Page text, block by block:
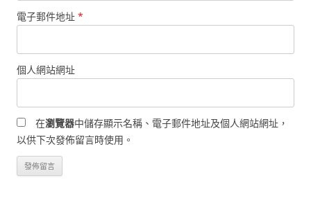
電子郵件地址 *
個人網站網址
在瀏覽器中儲存顯示名稱、電子郵件地址及個人網站網址，
以供下次發佈留言時使用。